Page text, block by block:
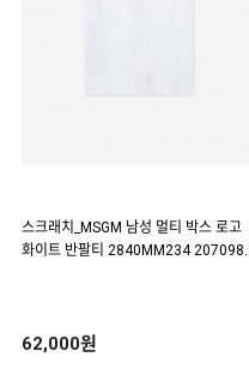
스크래치_MSGM 남성 멀티 박스 로고
화이트 반팔티 2840MM234 207098 0
62,000원